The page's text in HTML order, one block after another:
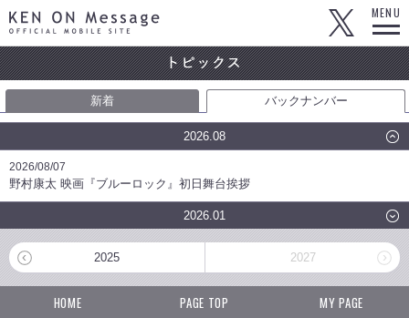
KEN ON Message OFFICIAL MOBILE SITE
MENU
新着 バックナンバー
2026.08
2026/08/07
野村康太 映画『ブルーロック』初日舞台挨拶
2026.01
2025 2027
HOME PAGE TOP MY PAGE